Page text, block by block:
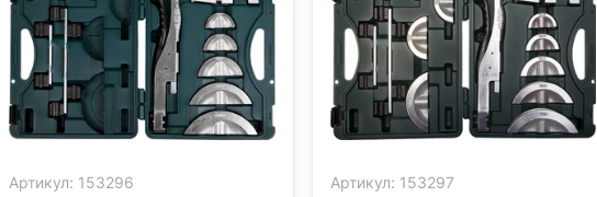
Артикул: 153296 Артикул: 153297